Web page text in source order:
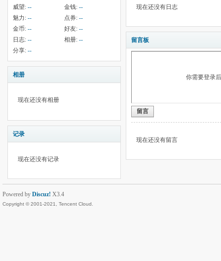
威望: -- 金钱: --
魅力: -- 点券: --
金币: -- 好友: --
日志: -- 相册: --
分享: --
相册
现在还没有相册
记录
现在还没有记录
现在还没有日志
留言板
你需要登录
留言
现在还没有留言
Powered by Discuz! X3.4
Copyright © 2001-2021, Tencent Cloud.